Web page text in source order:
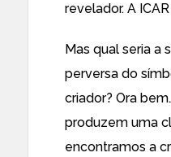
revelador. A
Mas qual seria a
perversa do
criador? Ora
produzem uma
encontramos a